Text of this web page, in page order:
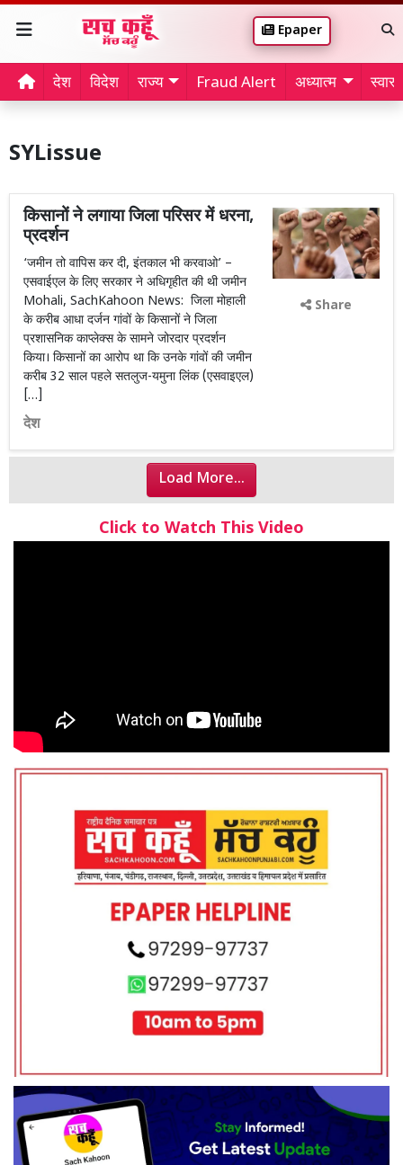
Epaper
देश विदेश राज्य Fraud Alert अध्यात्म
SYLissue
किसानों ने लगाया जिला परिसर में धरना,
प्रदर्शन
‘जमीन तो वापिस कर दी, इंतकाल भी करवाओ’ –
एसवाईएल के लिए सरकार ने अधिगृहीत की थी जमीन
Mohali, SachKahoon News: जिला मोहाली
के करीब आधा दर्जन गांवों के किसानों ने जिला
प्रशासनिक काप्लेक्स के सामने जोरदार प्रदर्शन
किया। किसानों का आरोप था कि उनके गांवों की जमीन
करीब 32 साल पहले सतलुज-यमुना लिंक (एसवाइएल)
[…]
देश
Share
Load More...
Click to Watch This Video